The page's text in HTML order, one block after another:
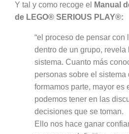
Y tal y como recoge el
Manual
de LEGO® SERIOUS PLAY®:
“el proceso de pensar con
dentro de un grupo, revela
sistema. Cuanto más
personas sobre el sistema
formamos parte, mayor es
podemos tener en las
decisiones que se toman.
Ello nos hace ganar